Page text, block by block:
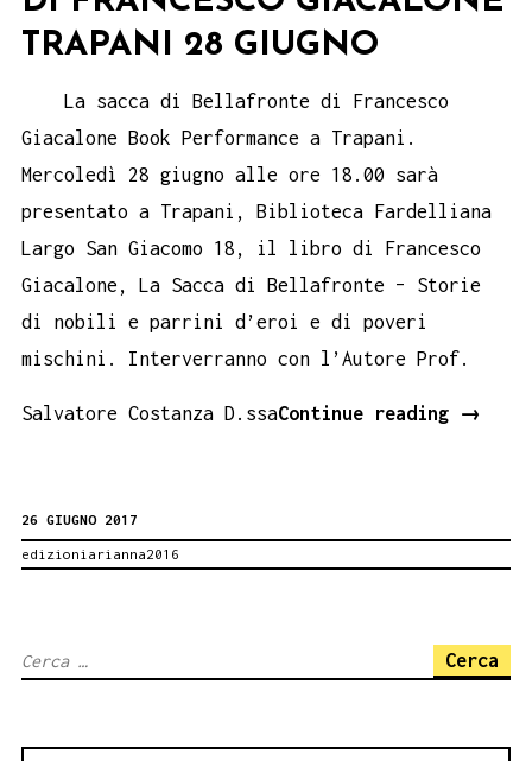
TRAPANI 28 GIUGNO
La sacca di Bellafronte di Francesco
Giacalone Book Performance a Trapani.
Mercoledì 28 giugno alle ore 18.00 sarà
presentato a Trapani, Biblioteca Fardelliana
Largo San Giacomo 18, il libro di Francesco
Giacalone, La Sacca di Bellafronte – Storie
di nobili e parrini d’eroi e di poveri
mischini. Interverranno con l’Autore Prof.
Salvatore Costanza D.ssaContinue reading
La
Trapani
giugno
→
26 GIUGNO 2017
edizioniarianna2016
Ricerca